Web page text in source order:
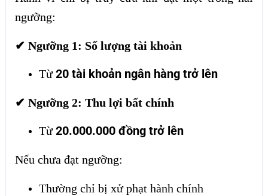
ngưỡng:
✔ Ngưỡng 1: Số lượng tài khoản
Từ20 tài khoản ngân hàng trở lên
✔ Ngưỡng 2: Thu lợi bất chính
Từ20.000.000 đồng trở lên
Nếu chưa đạt ngưỡng:
Thường chỉ bị xử phạt hành chính